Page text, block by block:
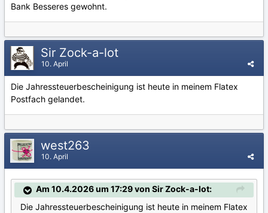
Bank Besseres gewohnt.
Sir Zock-a-lot
10. April
Die Jahressteuerbescheinigung ist heute in meinem Flatex
Postfach gelandet.
west263
10. April
Am 10.4.2026 um 17:29 von Sir Zock-a-lot:
Die Jahressteuerbescheinigung ist heute in meinem Flatex